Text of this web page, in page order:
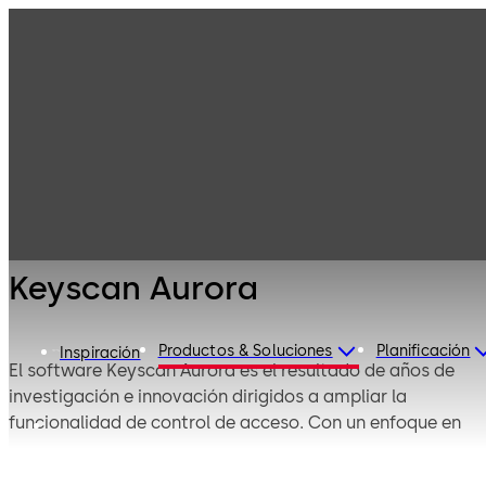
Inspiración Productos & Soluciones Planificación
Keyscan Aurora
El software Keyscan Aurora es el resultado de años de
investigación e innovación dirigidos a ampliar la
funcionalidad de control de acceso. Con un enfoque en